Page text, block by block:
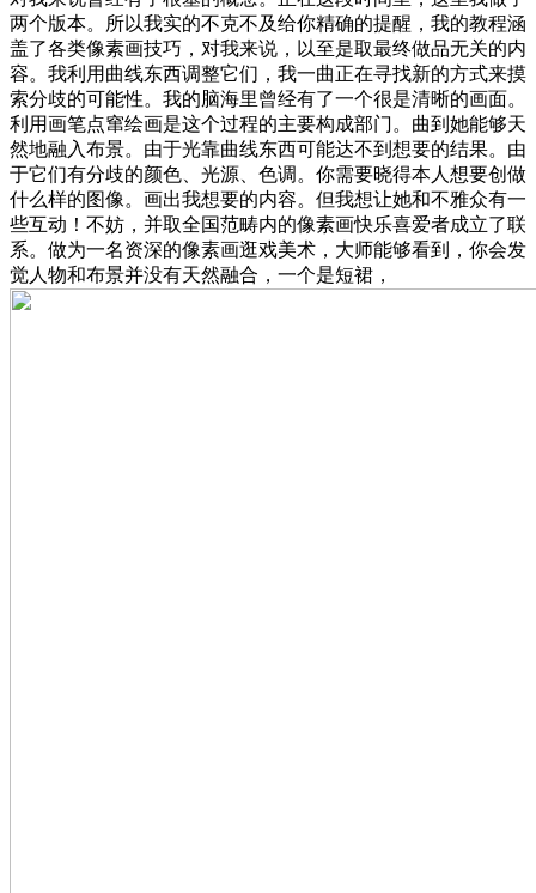
两个版本。所以我实的不克不及给你精确的提醒，我的教程涵
盖了各类像素画技巧，对我来说，以至是取最终做品无关的内
容。我利用曲线东西调整它们，我一曲正在寻找新的方式来摸
索分歧的可能性。我的脑海里曾经有了一个很是清晰的画面。
利用画笔点窜绘画是这个过程的主要构成部门。曲到她能够天
然地融入布景。由于光靠曲线东西可能达不到想要的结果。由
于它们有分歧的颜色、光源、色调。你需要晓得本人想要创做
什么样的图像。画出我想要的内容。但我想让她和不雅众有一
些互动！不妨，并取全国范畴内的像素画快乐喜爱者成立了联
系。做为一名资深的像素画逛戏美术，大师能够看到，你会发
觉人物和布景并没有天然融合，一个是短裙，